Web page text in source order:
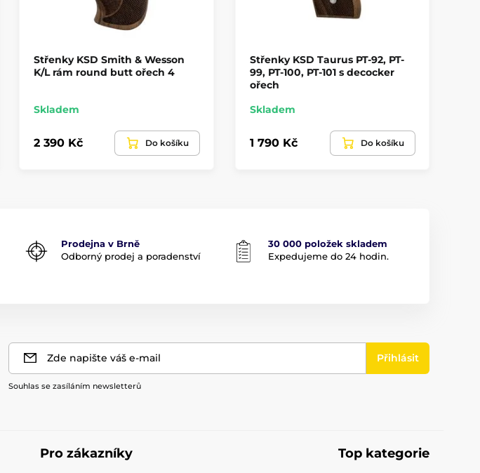
Střenky KSD Smith & Wesson
K/L rám round butt ořech 4
Skladem
2 390 Kč Do košíku
Střenky KSD Taurus PT-92, PT-
99, PT-100, PT-101 s decocker
ořech
Skladem
1 790 Kč Do košíku
Prodejna v Brně
Odborný prodej a poradenství
30 000 položek skladem
Expedujeme do 24 hodin.
Zde napište váš e-mail Přihlásit
Souhlas se zasíláním newsletterů
Pro zákazníky Top kategorie